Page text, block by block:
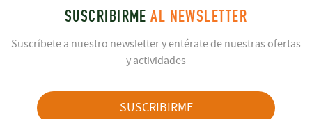
SUSCRIBIRMEAL NEWSLETTER
Suscríbete a nuestro newsletter y entérate de nuestras ofertas
y actividades
SUSCRIBIRME